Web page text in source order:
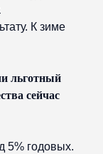
К зиме
льготный
сейчас
5% годовых.